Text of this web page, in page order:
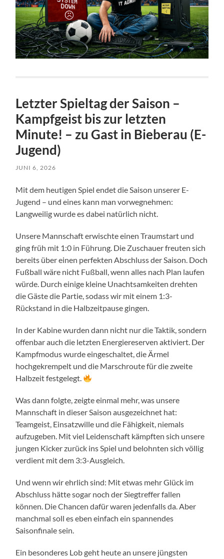
Letzter Spieltag der Saison –
Kampfgeist bis zur letzten
Minute! – zu Gast in Bieberau (E-
Jugend)
JUNI 6, 2026
Mit dem heutigen Spiel endet die Saison unserer E-
Jugend – und eines kann man vorwegnehmen:
Langweilig wurde es dabei natürlich nicht.
Unsere Mannschaft erwischte einen Traumstart und
ging früh mit 1:0 in Führung. Die Zuschauer freuten sich
bereits über einen perfekten Abschluss der Saison. Doch
Fußball wäre nicht Fußball, wenn alles nach Plan laufen
würde. Durch einige kleine Unachtsamkeiten drehten
die Gäste die Partie, sodass wir mit einem 1:3-
Rückstand in die Halbzeitpause gingen.
In der Kabine wurden dann nicht nur die Taktik, sondern
offenbar auch die letzten Energiereserven aktiviert. Der
Kampfmodus wurde eingeschaltet, die Ärmel
hochgekrempelt und die Marschroute für die zweite
Halbzeit festgelegt.
Was dann folgte, zeigte einmal mehr, was unsere
Mannschaft in dieser Saison ausgezeichnet hat:
Teamgeist, Einsatzwille und die Fähigkeit, niemals
aufzugeben. Mit viel Leidenschaft kämpften sich unsere
jungen Kicker zurück ins Spiel und belohnten sich völlig
verdient mit dem 3:3-Ausgleich.
Und wenn wir ehrlich sind: Mit etwas mehr Glück im
Abschluss hätte sogar noch der Siegtreffer fallen
können. Die Chancen dafür waren jedenfalls da. Aber
manchmal soll es eben einfach ein spannendes
Saisonfinale sein.
Ein besonderes Lob geht heute an unsere jüngsten